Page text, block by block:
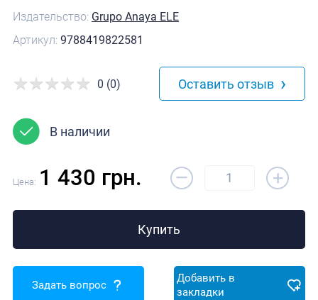
Издательство: Grupo Anaya ELE
Артикул: 9788419822581
В наличии
0 (0) Оставить отзыв ›
Цена: 1 430 грн. – +
Купить
Задать вопрос
Добавить в
закладки